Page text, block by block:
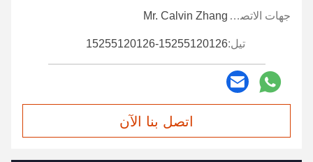
جهات الاتصال: Mr. Calvin Zhang
تيل:15255120126-15255120126
اتصل بنا الآن